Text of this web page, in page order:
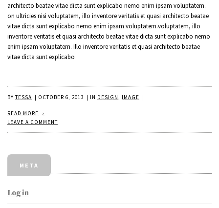
architecto beatae vitae dicta sunt explicabo nemo enim ipsam voluptatem.
on ultricies nisi voluptatem, illo inventore veritatis et quasi architecto beatae
vitae dicta sunt explicabo nemo enim ipsam voluptatem.voluptatem, illo
inventore veritatis et quasi architecto beatae vitae dicta sunt explicabo nemo
enim ipsam voluptatem. Illo inventore veritatis et quasi architecto beatae
vitae dicta sunt explicabo
BYTESSA OCTOBER 6, 2013 IN DESIGN, IMAGE
READ MORE
LEAVE A COMMENT
META
Log in